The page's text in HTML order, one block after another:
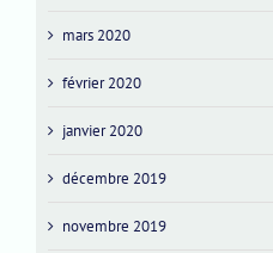
mars 2020
février 2020
janvier 2020
décembre 2019
novembre 2019